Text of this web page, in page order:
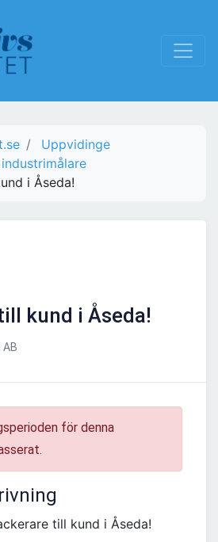
Uppvidinge
i Åseda!
kund i Åseda!
AB
för denna
till kund i Åseda!